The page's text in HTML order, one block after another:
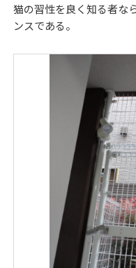
猫の習性を良く知る者な
ンスである。